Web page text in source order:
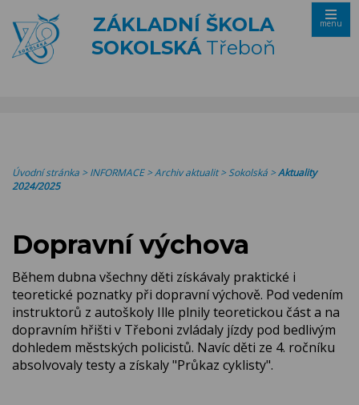
ZÁKLADNÍ ŠKOLA
SOKOLSKÁTřeboň
menu
Úvodní stránka >INFORMACE>Archiv aktualit>Sokolská >Aktuality
2024/2025
Dopravní výchova
Během dubna všechny děti získávaly praktické i
teoretické poznatky při dopravní výchově. Pod vedením
instruktorů z autoškoly Ille plnily teoretickou část a na
dopravním hřišti v Třeboni zvládaly jízdy pod bedlivým
dohledem městských policistů. Navíc děti ze 4. ročníku
absolvovaly testy a získaly "Průkaz cyklisty".